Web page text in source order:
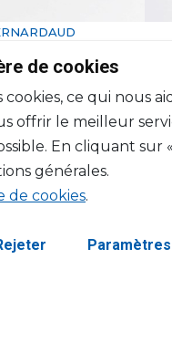
Les colibris LED
D: 11.3cm
$192
de cookies
ce qui nous
offrir le meilleur
En cliquant sur
générales.
de cookies.
Paramètres